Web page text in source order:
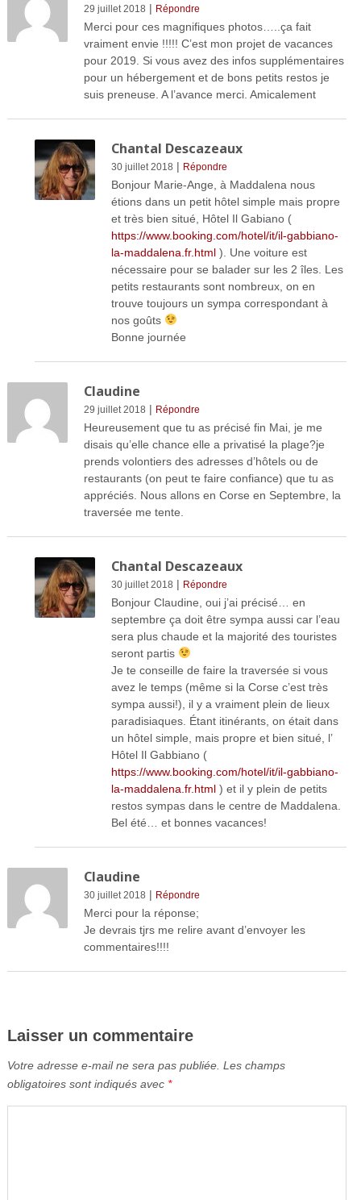
29 juillet 2018 | Répondre
Merci pour ces magnifiques photos…..ça fait
vraiment envie !!!!! C’est mon projet de vacances
pour 2019. Si vous avez des infos supplémentaires
pour un hébergement et de bons petits restos je
suis preneuse. A l’avance merci. Amicalement
Chantal Descazeaux
30 juillet 2018 | Répondre
Bonjour Marie-Ange, à Maddalena nous
étions dans un petit hôtel simple mais propre
et très bien situé, Hôtel Il Gabiano (
https://www.booking.com/hotel/it/il-gabbiano-
la-maddalena.fr.html). Une voiture est
nécessaire pour se balader sur les 2 îles. Les
petits restaurants sont nombreux, on en
trouve toujours un sympa correspondant à
nos goûts
Bonne journée
Claudine
29 juillet 2018 | Répondre
Heureusement que tu as précisé fin Mai, je me
disais qu’elle chance elle a privatisé la plage?je
prends volontiers des adresses d’hôtels ou de
restaurants (on peut te faire confiance) que tu as
appréciés. Nous allons en Corse en Septembre, la
traversée me tente.
Chantal Descazeaux
30 juillet 2018 | Répondre
Bonjour Claudine, oui j’ai précisé… en
septembre ça doit être sympa aussi car l’eau
sera plus chaude et la majorité des touristes
seront partis
Je te conseille de faire la traversée si vous
avez le temps (même si la Corse c’est très
sympa aussi!), il y a vraiment plein de lieux
paradisiaques. Étant itinérants, on était dans
un hôtel simple, mais propre et bien situé, l’
Hôtel Il Gabbiano (
https://www.booking.com/hotel/it/il-gabbiano-
la-maddalena.fr.html) et il y plein de petits
restos sympas dans le centre de Maddalena.
Bel été… et bonnes vacances!
Claudine
30 juillet 2018 | Répondre
Merci pour la réponse;
Je devrais tjrs me relire avant d’envoyer les
commentaires!!!!
Laisser un commentaire
Votre adresse e-mail ne sera pas publiée. Les champs
obligatoires sont indiqués avec *